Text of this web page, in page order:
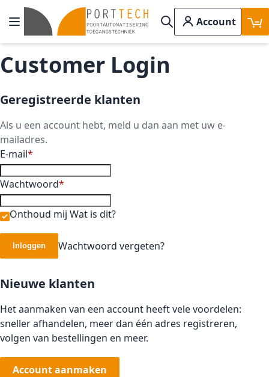
Ga naar de inhoud
Toggle Nav
Search
Account
Customer Login
Geregistreerde klanten
Als u een account hebt, meld u dan aan met uw e-
mailadres.
E-mail
Wachtwoord
Onthoud mij Wat is dit?
Inloggen Wachtwoord vergeten?
Nieuwe klanten
Het aanmaken van een account heeft vele voordelen:
sneller afhandelen, meer dan één adres registreren,
volgen van bestellingen en meer.
Account aanmaken